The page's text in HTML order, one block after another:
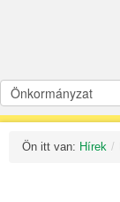
Ön itt van: Hírek /